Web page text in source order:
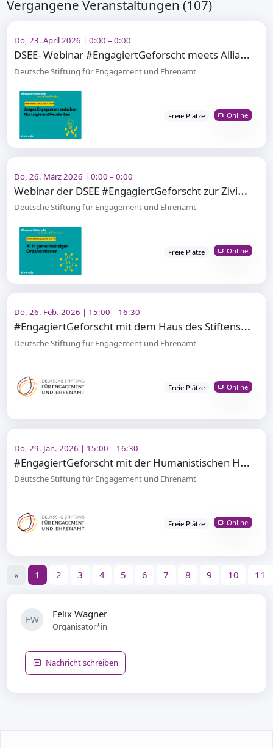
Vergangene Veranstaltungen (107)
Do, 23. April 2026 | 0:00 – 0:00
D
SEE- Webinar #EngagiertGeforscht meets Allianz Foundation: Junges Engagement zwischen Nostalgie und
Deutsche Stiftung für Engagement und Ehrenamt
Freie Plätze Online
Do, 26. März 2026 | 0:00 – 0:00
W
ebinar der DSEE #EngagiertGeforscht zur ZiviZ-Studie “KI in gemeinnützigen Organisationen”
Deutsche Stiftung für Engagement und Ehrenamt
Freie Plätze Online
Do, 26. Feb. 2026 | 15:00 – 16:30
#
EngagiertGeforscht mit dem Haus des Stiftens: Kompetenz trifft Engagement
Deutsche Stiftung für Engagement und Ehrenamt
Freie Plätze Online
Do, 29. Jan. 2026 | 15:00 – 16:30
#
EngagiertGeforscht mit der Humanistischen Hochschule: Sinn im Ehrenamt
Deutsche Stiftung für Engagement und Ehrenamt
Freie Plätze Online
« 1 2 3 4 5 6 7 8 9 10 11
FW Felix Wagner
Organisator*in
Nachricht schreiben